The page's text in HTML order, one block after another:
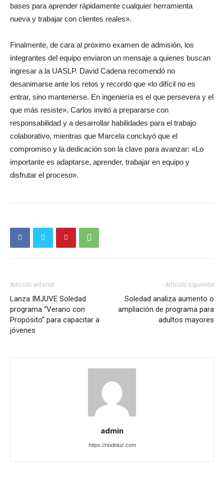
bases para aprender rápidamente cualquier herramienta
nueva y trabajar con clientes reales».
Finalmente, de cara al próximo examen de admisión, los
integrantes del equipo enviaron un mensaje a quienes buscan
ingresar a la UASLP. David Cadena recomendó no
desanimarse ante los retos y recordó que «lo difícil no es
entrar, sino mantenerse. En ingeniería es el que persevera y el
que más resiste». Carlos invitó a prepararse con
responsabilidad y a desarrollar habilidades para el trabajo
colaborativo, mientras que Marcela concluyó que el
compromiso y la dedicación son la clave para avanzar: «Lo
importante es adaptarse, aprender, trabajar en equipo y
disfrutar el proceso».
Artículo anterior
Lanza IMJUVE Soledad
programa “Verano con
Propósito” para capacitar a
jóvenes
Artículo siguiente
Soledad analiza aumento o
ampliación de programa para
adultos mayores
admin
https://riodeluz.com